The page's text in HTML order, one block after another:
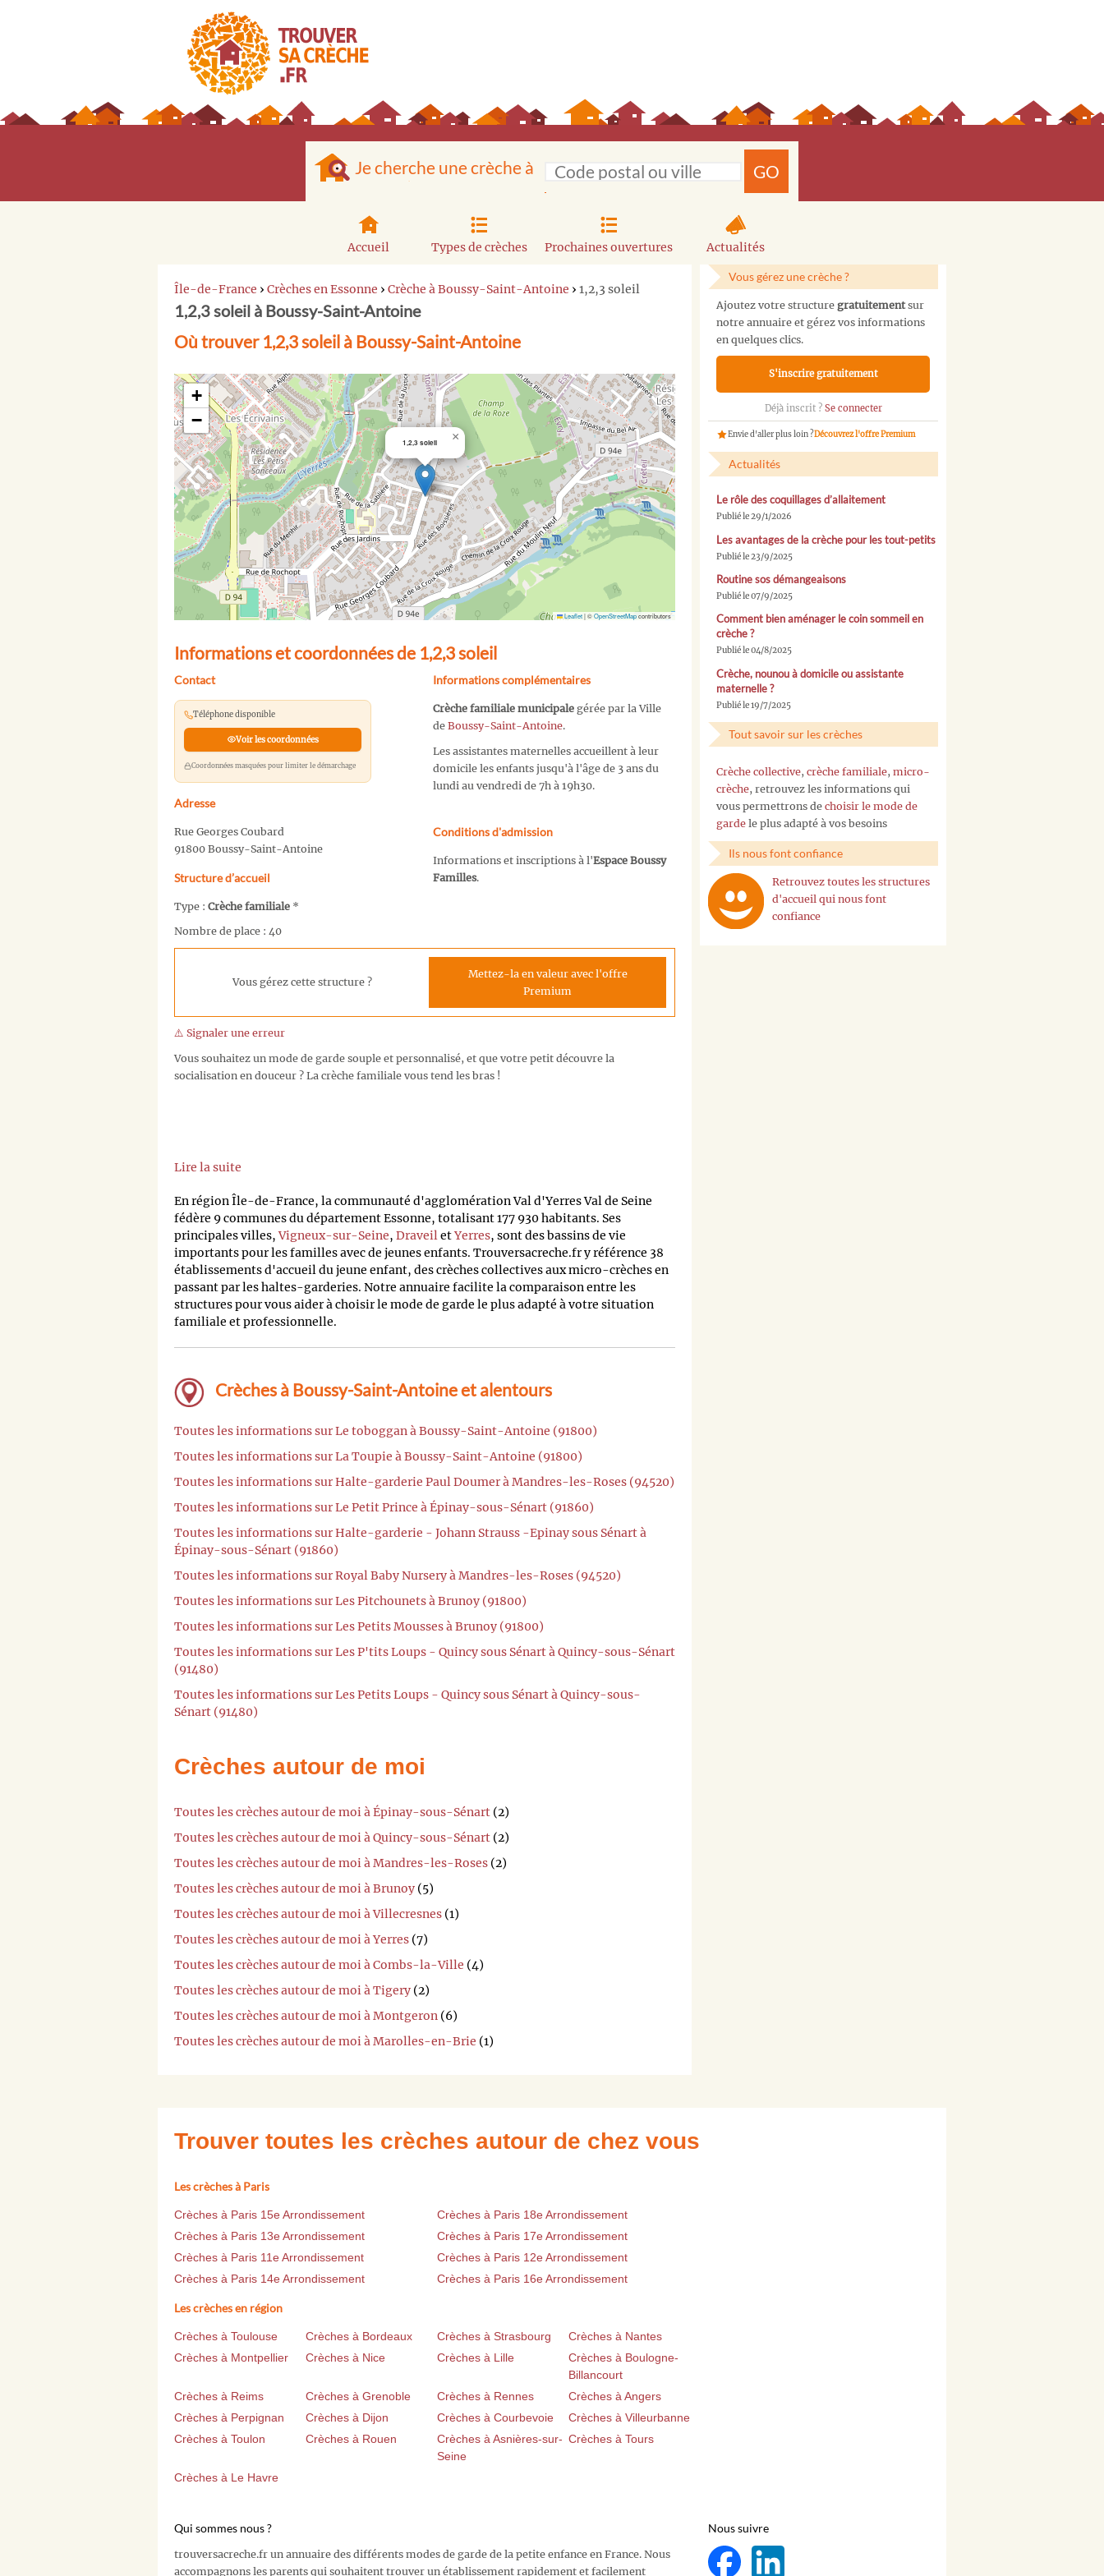
Je cherche une crèche à GO
Accueil Types de crèches Prochaines ouvertures Actualités
Île-de-France › Crèches en Essonne › Crèche à Boussy-Saint-Antoine › 1,2,3 soleil
1,2,3 soleil à Boussy-Saint-Antoine
Où trouver 1,2,3 soleil à Boussy-Saint-Antoine
1,2,3 soleil ×
+
−
Leaflet|©OpenStreetMapcontributors
Informations et coordonnées de 1,2,3 soleil
Contact
Téléphone disponible
Voir les coordonnées
Coordonnées masquées pour limiter le démarchage
Adresse
Rue Georges Coubard
91800 Boussy-Saint-Antoine
Structure d’accueil
Type : Crèche familiale *
Nombre de place : 40
Informations complémentaires
Crèche familiale municipalegérée par la Ville
de Boussy-Saint-Antoine.
Les assistantes maternelles accueillent à leur
domicile les enfants jusqu'à l'âge de 3 ans du
lundi au vendredi de 7h à 19h30.
Conditions d'admission
Informations et inscriptions à l'Espace Boussy
Familles.
Vous gérez cette structure ?
Mettez-la en valeur avec l'offre
Premium
⚠️ Signaler une erreur
Vous souhaitez un mode de garde souple et personnalisé, et que votre petit découvre la
socialisation en douceur ? La crèche familiale vous tend les bras !
Lire la suite
En région Île-de-France, la communauté d'agglomération Val d'Yerres Val de Seine
fédère 9 communes du département Essonne, totalisant 177 930 habitants. Ses
principales villes,Vigneux-sur-Seine, DraveiletYerres, sont des bassins de vie
importants pour les familles avec de jeunes enfants. Trouversacreche.fr y référence 38
établissements d'accueil du jeune enfant, des crèches collectives aux micro-crèches en
passant par les haltes-garderies. Notre annuaire facilite la comparaison entre les
structures pour vous aider à choisir le mode de garde le plus adapté à votre situation
familiale et professionnelle.
Crèches à Boussy-Saint-Antoine et alentours
Toutes les informations sur Le toboggan à Boussy-Saint-Antoine (91800)
Toutes les informations sur La Toupie à Boussy-Saint-Antoine (91800)
Toutes les informations sur Halte-garderie Paul Doumer à Mandres-les-Roses (94520)
Toutes les informations sur Le Petit Prince à Épinay-sous-Sénart (91860)
Toutes les informations sur Halte-garderie - Johann Strauss -Epinay sous Sénart à
Épinay-sous-Sénart (91860)
Toutes les informations sur Royal Baby Nursery à Mandres-les-Roses (94520)
Toutes les informations sur Les Pitchounets à Brunoy (91800)
Toutes les informations sur Les Petits Mousses à Brunoy (91800)
Toutes les informations sur Les P'tits Loups - Quincy sous Sénart à Quincy-sous-Sénart
(91480)
Toutes les informations sur Les Petits Loups - Quincy sous Sénart à Quincy-sous-
Sénart (91480)
Crèches autour de moi
Toutes les crèches autour de moi à Épinay-sous-Sénart (2)
Toutes les crèches autour de moi à Quincy-sous-Sénart (2)
Toutes les crèches autour de moi à Mandres-les-Roses (2)
Toutes les crèches autour de moi à Brunoy (5)
Toutes les crèches autour de moi à Villecresnes (1)
Toutes les crèches autour de moi à Yerres (7)
Toutes les crèches autour de moi à Combs-la-Ville (4)
Toutes les crèches autour de moi à Tigery (2)
Toutes les crèches autour de moi à Montgeron (6)
Toutes les crèches autour de moi à Marolles-en-Brie (1)
Vous gérez une crèche ?
Ajoutez votre structure gratuitementsur
notre annuaire et gérez vos informations
en quelques clics.
S'inscrire gratuitement
Déjà inscrit ? Se connecter
Envie d'aller plus loin ?Découvrez l'offre Premium
Actualités
Le rôle des coquillages d’allaitement
Publié le 29/1/2026
Les avantages de la crèche pour les tout-petits
Publié le 23/9/2025
Routine sos démangeaisons
Publié le 07/9/2025
Comment bien aménager le coin sommeil en
crèche ?
Publié le 04/8/2025
Crèche, nounou à domicile ou assistante
maternelle ?
Publié le 19/7/2025
Tout savoir sur les crèches
Crèche collective, crèche familiale, micro-
crèche, retrouvez les informations qui
vous permettrons de choisir le mode de
garde le plus adapté à vos besoins
Ils nous font confiance
Retrouvez toutes les structures
d'accueil qui nous font
confiance
Trouver toutes les crèches autour de chez vous
Les crèches à Paris
Crèches à Paris 15e Arrondissement
Crèches à Paris 18e Arrondissement
Crèches à Paris 13e Arrondissement
Crèches à Paris 17e Arrondissement
Crèches à Paris 11e Arrondissement
Crèches à Paris 12e Arrondissement
Crèches à Paris 14e Arrondissement
Crèches à Paris 16e Arrondissement
Les crèches en région
Crèches à Toulouse Crèches à Bordeaux Crèches à Strasbourg
Crèches à Nantes
Crèches à Montpellier
Crèches à Nice Crèches à Lille
Crèches à Boulogne-
Billancourt
Crèches à Reims
Crèches à Grenoble Crèches à Rennes
Crèches à Angers
Crèches à Perpignan
Crèches à Dijon Crèches à Courbevoie
Crèches à Villeurbanne
Crèches à Toulon
Crèches à Rouen
Crèches à Asnières-sur-
Seine
Crèches à Tours
Crèches à Le Havre
Qui sommes nous ?
trouversacreche.fr un annuaire des différents modes de garde de la petite enfance en France. Nous
accompagnons les parents qui souhaitent trouver un établissement rapidement et facilement
Nous suivre